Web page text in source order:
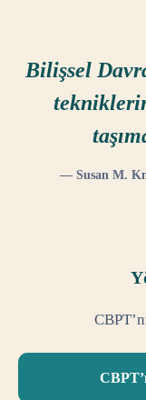
Bilişsel
— Susan M.